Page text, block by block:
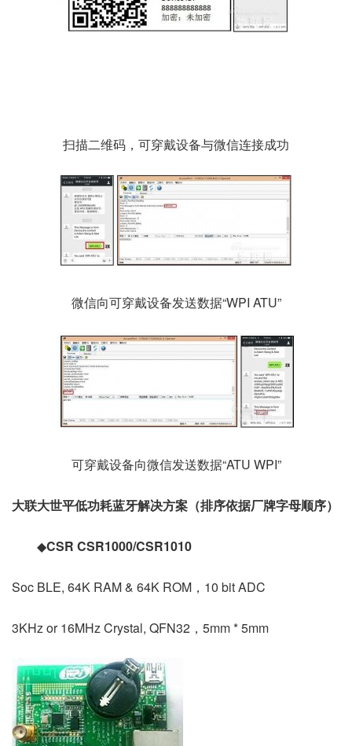
扫描二维码，可穿戴设备与微信连接成功
微信向可穿戴设备发送数据“WPI ATU”
可穿戴设备向微信发送数据“ATU WPI”
大联大世平低功耗蓝牙解决方案（排序依据厂牌字母顺序）
◆CSR CSR1000/CSR1010
Soc BLE, 64K RAM & 64K ROM，10 bit ADC
3KHz or 16MHz Crystal, QFN32，5mm * 5mm